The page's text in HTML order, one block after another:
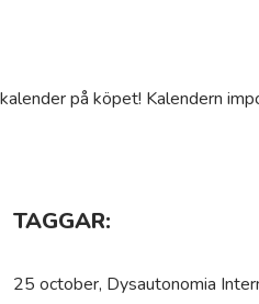
på köpet! Kalendern
TAGGAR:
25 october, Dysautonomia